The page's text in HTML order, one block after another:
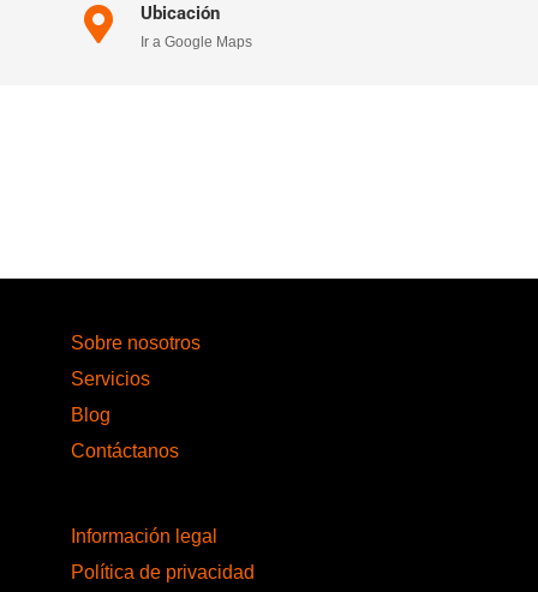
 Ubicación
Ir a Google Maps
Sobre nosotros
Servicios
Blog
Contáctanos
Información legal
Política de privacidad